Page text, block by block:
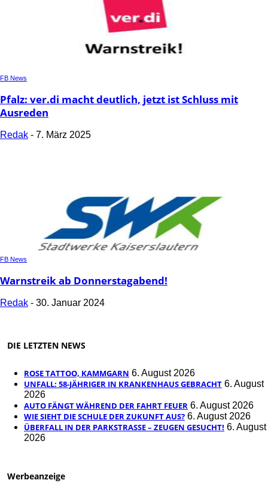
FB News
Pfalz: ver.di macht deutlich, jetzt ist Schluss mit
Ausreden
Redak - 7. März 2025
FB News
Warnstreik ab Donnerstagabend!
Redak - 30. Januar 2024
DIE LETZTEN NEWS
ROSE TATTOO, KAMMGARN 6. August 2026
UNFALL: 58-JÄHRIGER IN KRANKENHAUS GEBRACHT 6. August
2026
AUTO FÄNGT WÄHREND DER FAHRT FEUER 6. August 2026
WIE SIEHT DIE SCHULE DER ZUKUNFT AUS? 6. August 2026
ÜBERFALL IN DER PARKSTRASSE – ZEUGEN GESUCHT! 6. August
2026
Werbeanzeige